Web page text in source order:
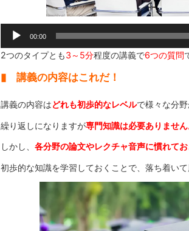
プ
レ
ヤ
00:00
2つのタイプとも3～5分程度の講義で6つの質問
▮ 講義の内容はこれだ！
講義の内容はどれも初歩的なレベルで様々な分野
繰り返しになりますが専門知識は必要ありません
しかし、 各分野の論文やレクチャ音声に慣れてお
初歩的な知識を学習しておくことで、落ち着い